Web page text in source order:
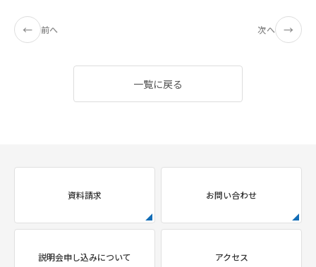
← 前へ 次へ →
一覧に戻る
資料請求 お問い合わせ
説明会申し込みについて アクセス